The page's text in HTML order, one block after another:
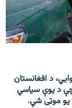
د افغانستان
د یوې سیاسي
یو موټی شي.